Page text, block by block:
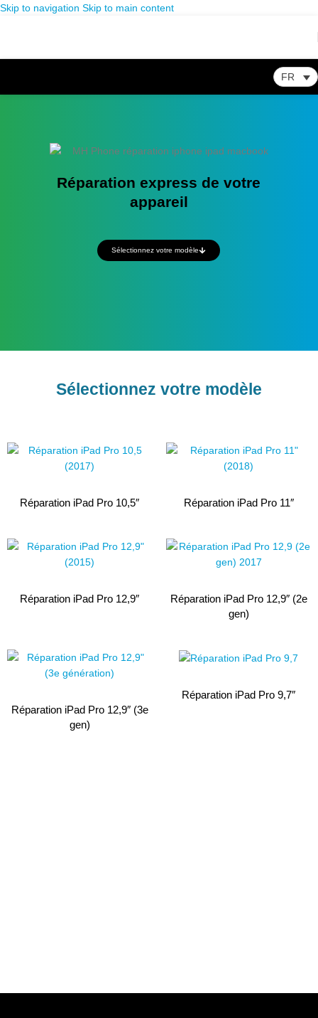
Skip to navigation Skip to main content
FR
Réparation express de votre
appareil
Sélectionnez votre modèle
Sélectionnez votre modèle
Réparation iPad Pro 10,5″ Réparation iPad Pro 11″
Réparation iPad Pro 12,9″
Réparation iPad Pro 12,9″ (2e
gen)
Réparation iPad Pro 12,9″ (3e
gen)
Réparation iPad Pro 9,7″